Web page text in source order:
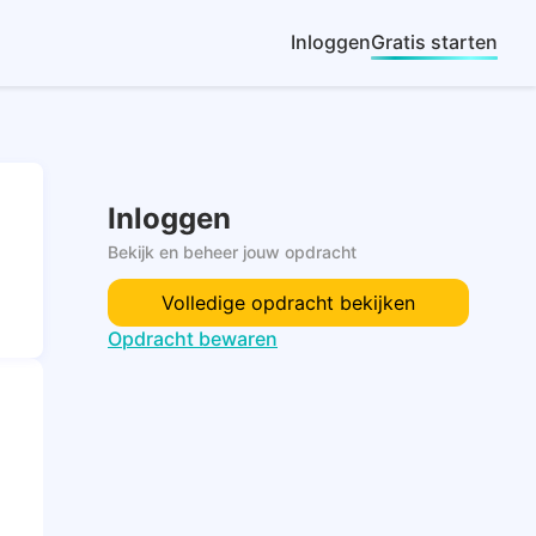
InloggenGratis starten
Inloggen
Bekijk en beheer jouw opdracht
Volledige opdracht bekijken
Opdracht bewaren